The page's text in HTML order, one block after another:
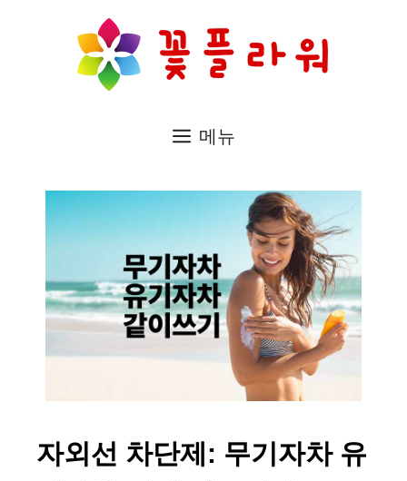
메뉴
자외선 차단제: 무기자차 유